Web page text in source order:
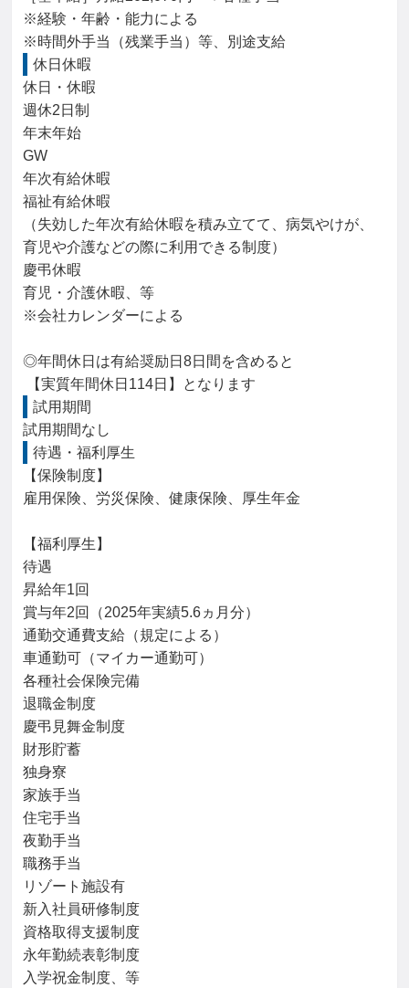
※経験・年齢・能力による
※時間外手当（残業手当）等、別途支給
休日休暇
休日・休暇
週休2日制
年末年始
GW
年次有給休暇
福祉有給休暇
（失効した年次有給休暇を積み立てて、病気やけが、
育児や介護などの際に利用できる制度）
慶弔休暇
育児・介護休暇、等
※会社カレンダーによる
◎年間休日は有給奨励日8日間を含めると
【実質年間休日114日】となります
試用期間
試用期間なし
待遇・福利厚生
【保険制度】
雇用保険、労災保険、健康保険、厚生年金
【福利厚生】
待遇
昇給年1回
賞与年2回（2025年実績5.6ヵ月分）
通勤交通費支給（規定による）
車通勤可（マイカー通勤可）
各種社会保険完備
退職金制度
慶弔見舞金制度
財形貯蓄
独身寮
家族手当
住宅手当
夜勤手当
職務手当
リゾート施設有
新入社員研修制度
資格取得支援制度
永年勤続表彰制度
入学祝金制度、等